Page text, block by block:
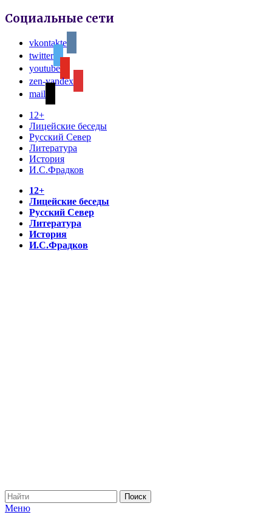
Социальные сети
vkontakte
twitter
youtube
zen-yandex
mail
12+
Лицейские беседы
Русский Север
Литература
История
И.С.Фрадков
12+
Лицейские беседы
Русский Север
Литература
История
И.С.Фрадков
Меню